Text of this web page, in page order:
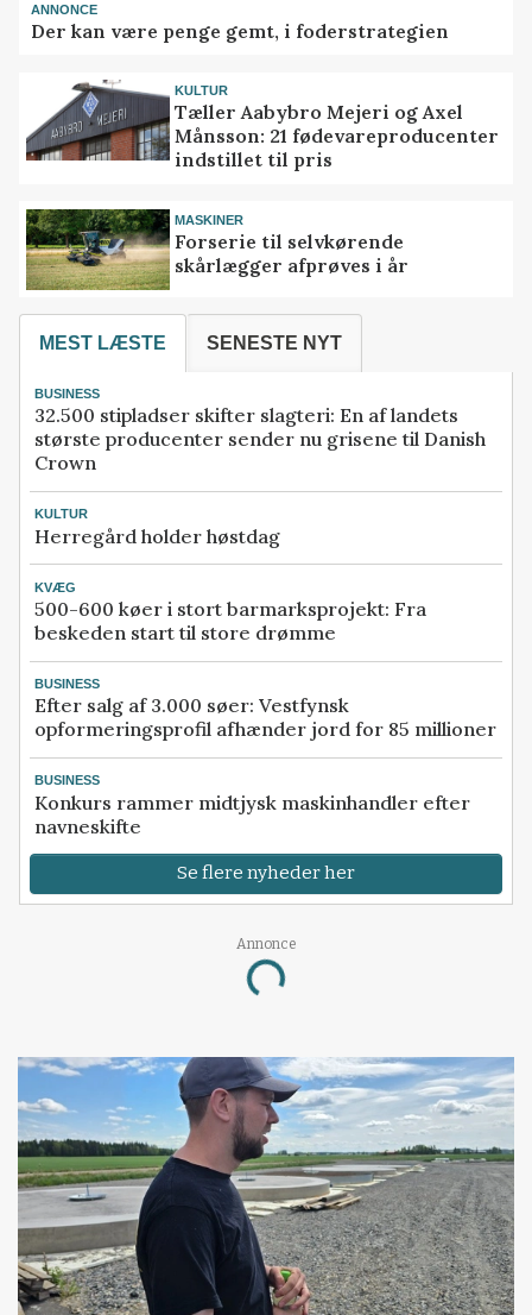
ANNONCE
Der kan være penge gemt, i foderstrategien
KULTUR
Tæller Aabybro Mejeri og Axel
Månsson: 21 fødevareproducenter
indstillet til pris
MASKINER
Forserie til selvkørende
skårlægger afprøves i år
MEST LÆSTE SENESTE NYT
BUSINESS
32.500 stipladser skifter slagteri: En af landets
største producenter sender nu grisene til Danish
Crown
KULTUR
Herregård holder høstdag
KVÆG
500-600 køer i stort barmarksprojekt: Fra
beskeden start til store drømme
BUSINESS
Efter salg af 3.000 søer: Vestfynsk
opformeringsprofil afhænder jord for 85 millioner
BUSINESS
Konkurs rammer midtjysk maskinhandler efter
navneskifte
Se flere nyheder her
Annonce
Loading...